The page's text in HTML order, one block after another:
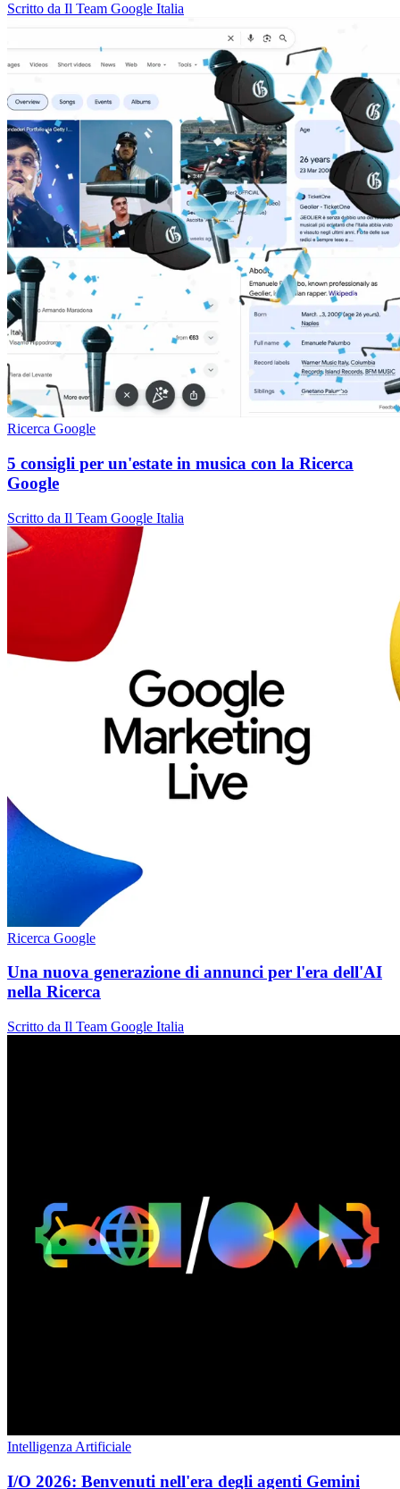
Scritto da Il Team Google Italia
Ricerca Google
5 consigli per un'estate in musica con la Ricerca
Google
Scritto da Il Team Google Italia
Ricerca Google
Una nuova generazione di annunci per l'era dell'AI
nella Ricerca
Scritto da Il Team Google Italia
Intelligenza Artificiale
I/O 2026: Benvenuti nell'era degli agenti Gemini